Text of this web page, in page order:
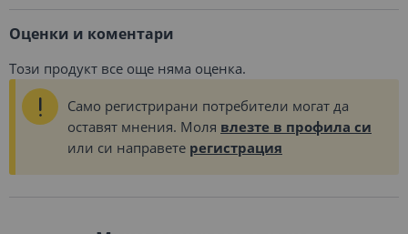
Оценки и коментари
Този продукт все още няма оценка.
Само регистрирани потребители могат да
оставят мнения. Моля влезте в профила си
или си направете регистрация